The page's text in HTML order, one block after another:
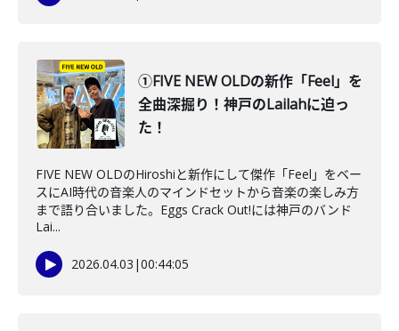
①FIVE NEW OLDの新作「Feel」を
全曲深掘り！神戸のLailahに迫っ
た！
FIVE NEW OLDのHiroshiと新作にして傑作「Feel」をベー
スにAI時代の音楽人のマインドセットから音楽の楽しみ方
まで語り合いました。Eggs Crack Out!には神戸のバンド
Lai...
2026.04.03 |00:44:05